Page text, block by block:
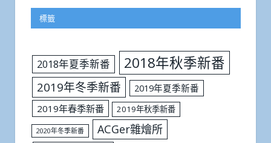
標籤
2018年夏季新番 2018年秋季新番
2019年冬季新番
2019年夏季新番
2019年春季新番
2019年秋季新番
2020年冬季新番 ACGer雜燴所